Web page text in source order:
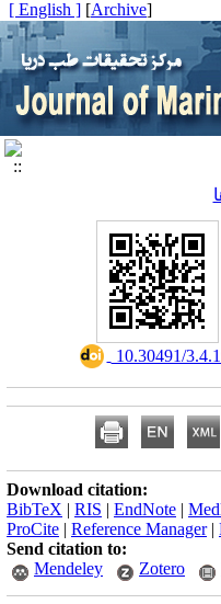
[
Archive
]
[ English ]
10.30491/
Download citation:
BibTeX | RIS | EndNote |
ProCite | Reference Manager|
Send citation to:
Mendeley
Zotero